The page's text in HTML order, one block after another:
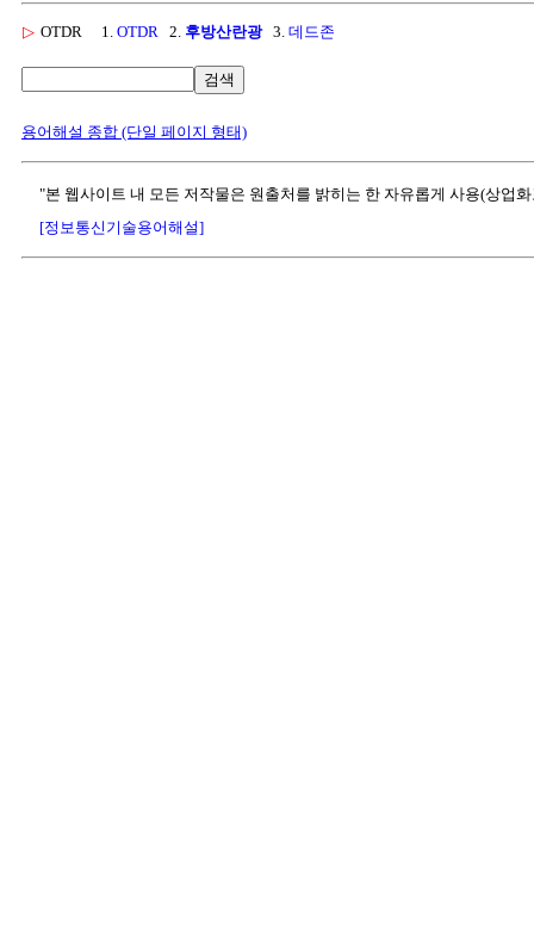
▷ OTDR 1. OTDR 2. 후방산란광3. 데드존
검색
용어해설 종합 (단일 페이지 형태)
"본 웹사이트 내 모든 저작물은 원출처를 밝히는 한 자유롭게 사용(상업
[정보통신기술용어해설]